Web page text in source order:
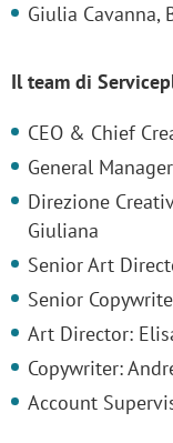
Giulia Cavanna,
Il team di
CEO & Chief
General
Direzione
Giuliana
Senior Art
Senior
Art Director:
Copywriter:
Account